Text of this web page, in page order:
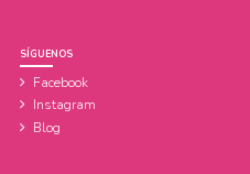
SÍGUENOS
Facebook
Instagram
Blog